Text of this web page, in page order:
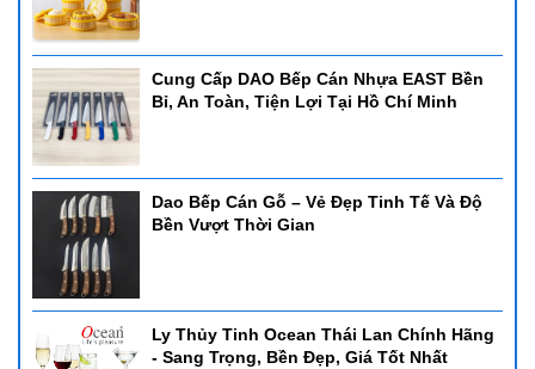
Cung Cấp DAO Bếp Cán Nhựa EAST Bền
Bỉ, An Toàn, Tiện Lợi Tại Hồ Chí Minh
Dao Bếp Cán Gỗ – Vẻ Đẹp Tinh Tế Và Độ
Bền Vượt Thời Gian
Ly Thủy Tinh Ocean Thái Lan Chính Hãng
- Sang Trọng, Bền Đẹp, Giá Tốt Nhất